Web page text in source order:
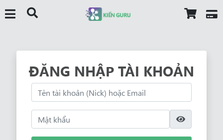
ĐĂNG NHẬP TÀI KHOẢN